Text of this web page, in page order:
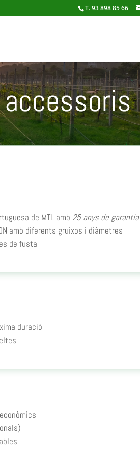
T. 93 898 85 66
de MTL amb25 anys de garantia
amb diferents gruixos i diàmetres
de fusta
duració